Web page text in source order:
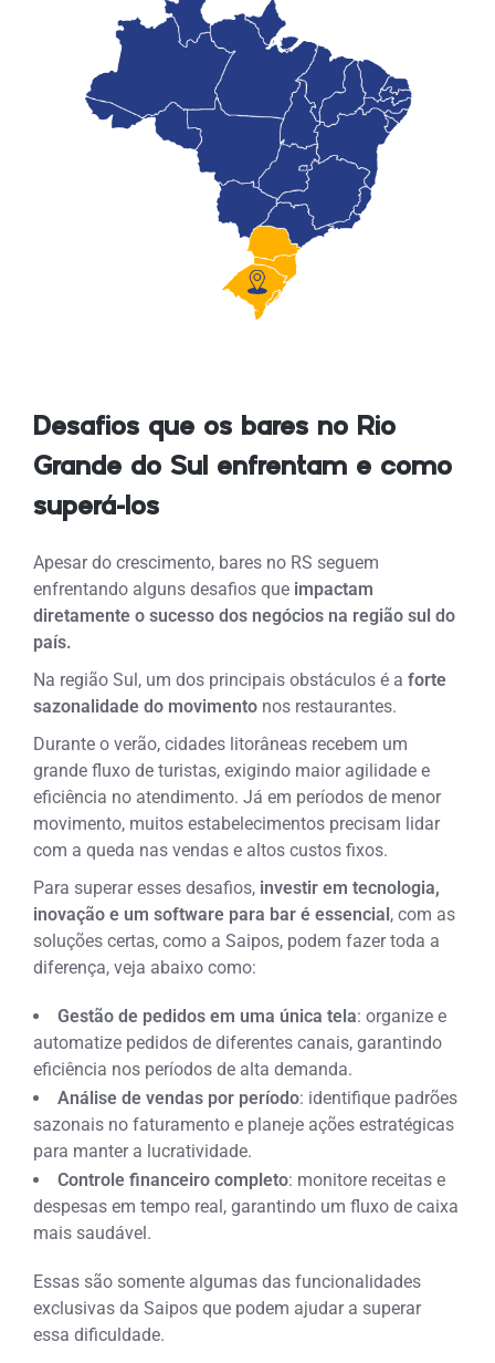
Desafios que os bares no Rio
Grande do Sul enfrentam e como
superá-los
Apesar do crescimento, bares no RS seguem
enfrentando alguns desafios que impactam
diretamente o sucesso dos negócios na região sul do
país.
Na região Sul, um dos principais obstáculos é aforte
sazonalidade do movimento nos restaurantes.
Durante o verão, cidades litorâneas recebem um
grande fluxo de turistas, exigindo maior agilidade e
eficiência no atendimento. Já em períodos de menor
movimento, muitos estabelecimentos precisam lidar
com a queda nas vendas e altos custos fixos.
Para superar esses desafios, investir em tecnologia,
inovação e um software para bar é essencial, com as
soluções certas, como a Saipos, podem fazer toda a
diferença, veja abaixo como:
Gestão de pedidos em uma única tela: organize e
automatize pedidos de diferentes canais, garantindo
eficiência nos períodos de alta demanda.
Análise de vendas por período: identifique padrões
sazonais no faturamento e planeje ações estratégicas
para manter a lucratividade.
Controle financeiro completo: monitore receitas e
despesas em tempo real, garantindo um fluxo de caixa
mais saudável.
Essas são somente algumas das funcionalidades
exclusivas da Saipos que podem ajudar a superar
essa dificuldade.